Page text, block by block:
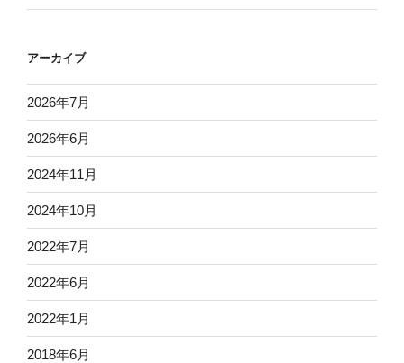
アーカイブ
2026年7月
2026年6月
2024年11月
2024年10月
2022年7月
2022年6月
2022年1月
2018年6月